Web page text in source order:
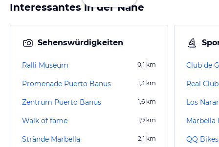
Interessantes in der Nähe
Sehenswürdigkeiten
Ralli Museum 0,1 km
Promenade Puerto Banus 1,3 km
Zentrum Puerto Banus 1,6 km
Walk of fame 1,9 km
Strände Marbella 2,1 km
Club de
Real
Los
Marbella
QQ